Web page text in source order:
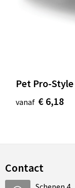
Pet Pro-
vanaf € 6,18
Contact